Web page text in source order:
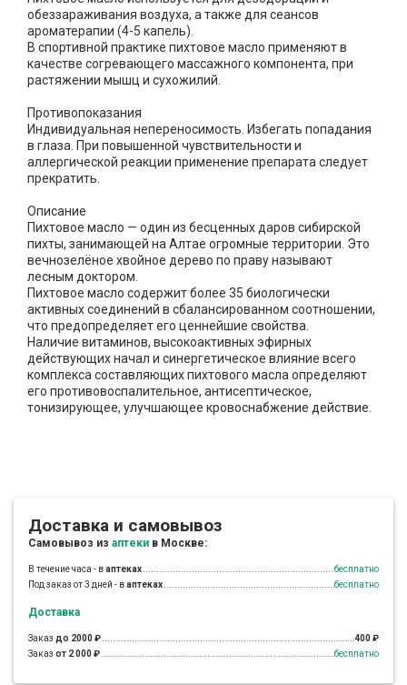
обеззараживания воздуха, а также для сеансов
ароматерапии (4-5 капель).
В спортивной практике пихтовое масло применяют в
качестве согревающего массажного компонента, при
растяжении мышц и сухожилий.
Противопоказания
Индивидуальная непереносимость. Избегать попадания
в глаза. При повышенной чувствительности и
аллергической реакции применение препарата следует
прекратить.
Описание
Пихтовое масло — один из бесценных даров сибирской
пихты, занимающей на Алтае огромные территории. Это
вечнозелёное хвойное дерево по праву называют
лесным доктором.
Пихтовое масло содержит более 35 биологически
активных соединений в сбалансированном соотношении,
что предопределяет его ценнейшие свойства.
Наличие витаминов, высокоактивных эфирных
действующих начал и синергетическое влияние всего
комплекса составляющих пихтового масла определяют
его противовоспалительное, антисептическое,
тонизирующее, улучшающее кровоснабжение действие.
Доставка и самовывоз
Самовывоз из аптеки в Москве:
В течение часа - ваптеках
бесплатно
Под заказ от 3 дней - ваптеках бесплатно
Доставка
Заказ до 2000 ₽
400 ₽
Заказ от 2 000 ₽ бесплатно